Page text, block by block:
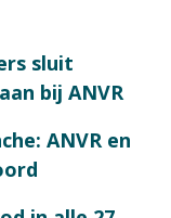
sluit
bij ANVR
ANVR en